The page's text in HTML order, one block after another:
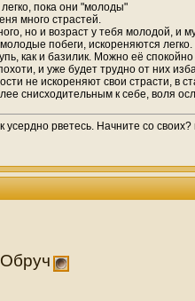
пока они "молоды"
много страстей.
но и возраст у тебя моло­дой, и
побеги, искореняются
как и базилик. Можно её
и уже будет трудно от них
не искореняют свои страс­ти, в
снисходительным к себе, воля
усердно рветесь. Начните со
Обруч